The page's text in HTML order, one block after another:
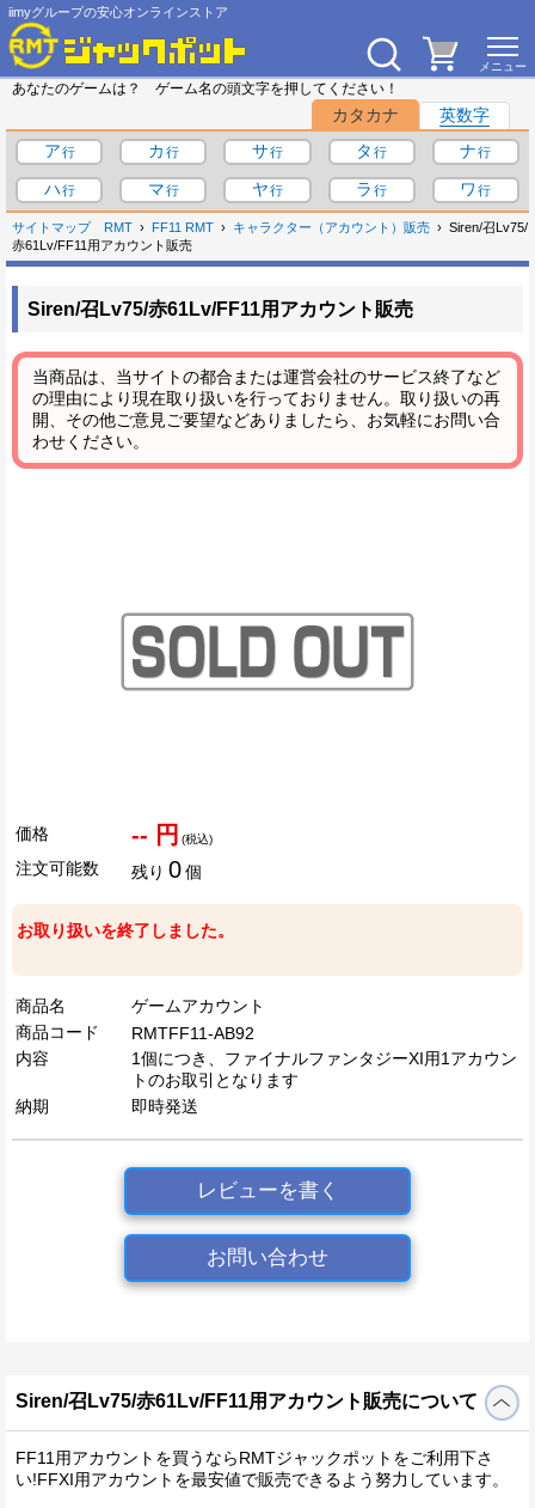
iimyグループの安心オンラインストア
あなたのゲームは？ ゲーム名の頭文字を押してください！
カタカナ
英数字
ア
カ サ タ
ナ
ハ
マ ヤ ラ ワ
サイトマップ RMT FF11 RMT キャラクター（アカウント）販売
Siren/召Lv75/
赤61Lv/FF11用アカウント販売
Siren/召Lv75/赤61Lv/FF11用アカウント販売
当商品は、当サイトの都合または運営会社のサービス終了など
の理由により現在取り扱いを行っておりません。取り扱いの再
開、その他ご意見ご要望などありましたら、お気軽にお問い合
わせください。
価格 -- 円 (税込)
注文可能数 残り 0個
お取り扱いを終了しました。
商品名
ゲームアカウント
商品コード
RMTFF11-AB92
内容
1個につき、ファイナルファンタジーXI用1アカウン
トのお取引となります
納期
即時発送
レビューを書く
お問い合わせ
Siren/召Lv75/赤61Lv/FF11用アカウント販売について
FF11用アカウントを買うならRMTジャックポットをご利用下さ
い!FFXI用アカウントを最安値で販売できるよう努力しています。